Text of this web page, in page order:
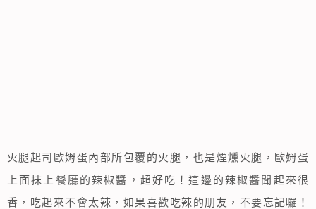
火腿起司歐姆蛋內部所包覆的火腿，也是煙燻火腿，歐姆蛋
上面抹上餐廳的辣椒醬，超好吃！這邊的辣椒醬聞起來很
香，吃起來不會太辣，如果喜歡吃辣的朋友，不要忘記囉！